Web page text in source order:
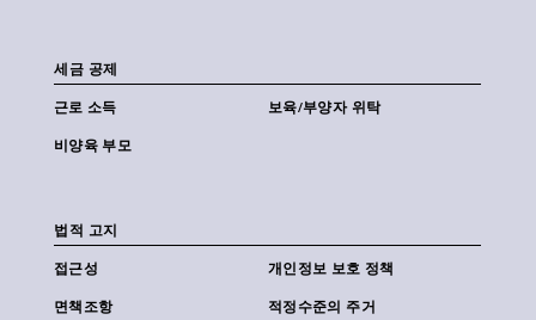
세금 공제
근로 소득 보육/부양자 위탁
비양육 부모
법적 고지
접근성 개인정보 보호 정책
면책조항 적정수준의 주거